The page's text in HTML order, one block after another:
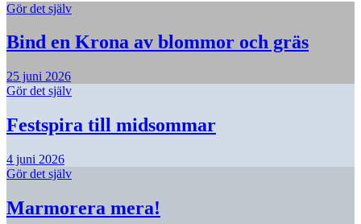
Gör det själv
Bind en Krona av blommor och gräs
25 juni 2026
Gör det själv
Festspira till midsommar
4 juni 2026
Gör det själv
Marmorera mera!